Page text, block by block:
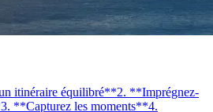
itinéraire équilibré**2. **Imprégnez-
3. **Capturez les moments**4.